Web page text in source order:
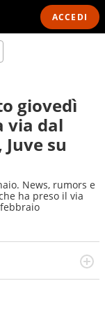
ACCEDI
giovedì
via dal
su
News, rumors e
ha preso il via
per curiosità
di sport e dei
evasioni